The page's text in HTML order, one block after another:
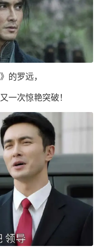
的罗远，
一次惊艳突破！